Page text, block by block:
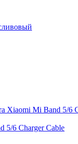
5/6 Charger Cable